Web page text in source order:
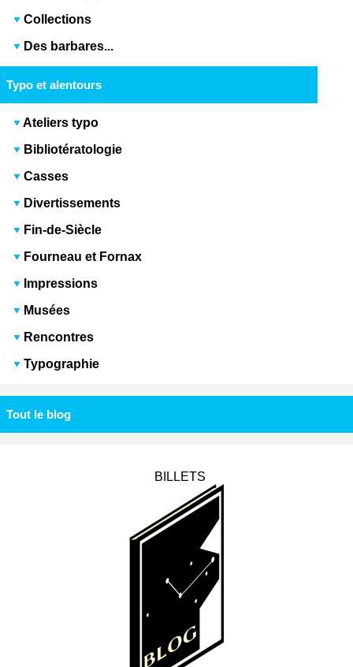
Collections
Des barbares...
Typo et alentours
Ateliers typo
Bibliotératologie
Casses
Divertissements
Fin-de-Siècle
Fourneau et Fornax
Impressions
Musées
Rencontres
Typographie
Tout le blog
BILLETS